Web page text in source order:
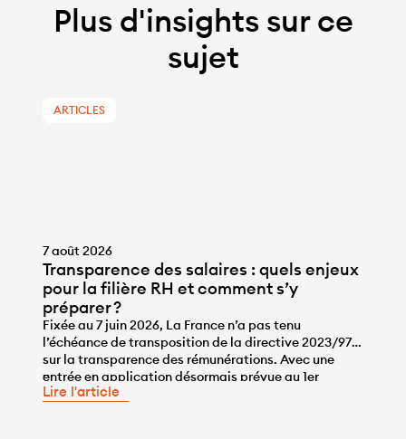
Plus d'insights sur ce
sujet
ARTICLES
7 août 2026
Transparence des salaires : quels enjeux
pour la filière RH et comment s’y
préparer ?
Fixée au 7 juin 2026, La France n’a pas tenu
l’échéance de transposition de la directive 2023/970
sur la transparence des rémunérations. Avec une
entrée en application désormais prévue au 1er
janvier 2028, les entreprises disposent de l’année
...
Lire l'article